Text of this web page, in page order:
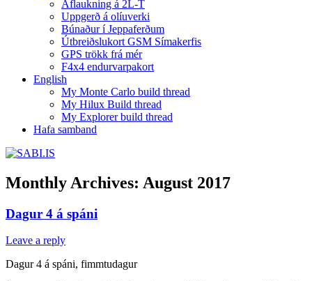
Aflaukning á 2L-T
Uppgerð á olíuverki
Búnaður í Jeppaferðum
Útbreiðslukort GSM Símakerfis
GPS trökk frá mér
F4x4 endurvarpakort
English
My Monte Carlo build thread
My Hilux Build thread
My Explorer build thread
Hafa samband
Monthly Archives: August 2017
Dagur 4 á spáni
Leave a reply
Dagur 4 á spáni, fimmtudagur